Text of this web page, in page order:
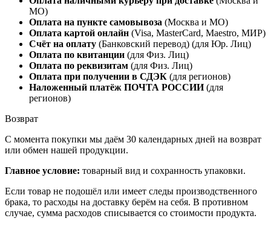
МО)
Оплата на пункте самовывоза (Москва и МО)
Оплата картой онлайн (Visa, MasterCard, Maestro, МИР)
Счёт на оплату (Банковский перевод) (для Юр. Лиц)
Оплата по квитанции (для Физ. Лиц)
Оплата по реквизитам (для Физ. Лиц)
Оплата при получении в СДЭК (для регионов)
Наложенный платёж ПОЧТА РОССИИ(для
регионов)
Возврат
С момента покупки мы даём 30 календарных дней на возврат
или обмен нашей продукции.
Главное условие: товарный вид и сохранность упаковки.
Если товар не подошёл или имеет следы производственного
брака, то расходы на доставку берём на себя. В противном
случае, сумма расходов списывается со стоимости продукта.